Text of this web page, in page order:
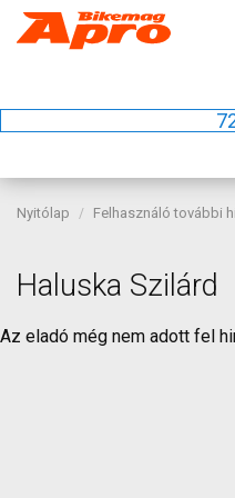
Nyitólap Felhasználó további
Haluska Szilárd
Az eladó még nem adott fel